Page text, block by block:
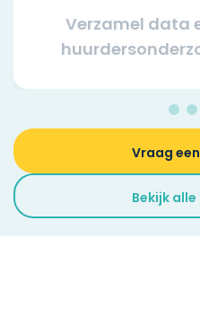
Verzamel data
Vraag
Bekijk